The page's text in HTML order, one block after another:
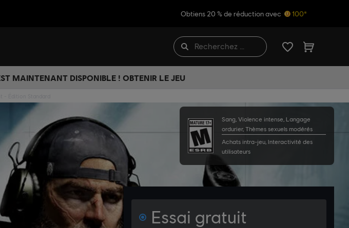
Obtiens 20 % de réduction avec 100*
MAINTENANT DISPONIBLE ! OBTENIR LE JEU
Sang, Violence intense, Langage
ordurier, Thèmes sexuels modérés
Achats intra-jeu, Interactivité des
utilisateurs
Essai gratuit